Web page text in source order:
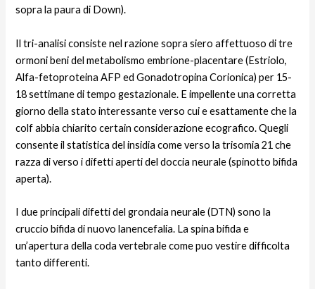
sopra la paura di Down).
Il tri-analisi consiste nel razione sopra siero affettuoso di tre
ormoni beni del metabolismo embrione-placentare (Estriolo,
Alfa-fetoproteina AFP ed Gonadotropina Corionica) per 15-
18 settimane di tempo gestazionale. E impellente una corretta
giorno della stato interessante verso cui e esattamente che la
colf abbia chiarito certain considerazione ecografico. Quegli
consente il statistica del insidia come verso la trisomia 21 che
razza di verso i difetti aperti del doccia neurale (spinotto bifida
aperta).
I due principali difetti del grondaia neurale (DTN) sono la
cruccio bifida di nuovo lanencefalia. La spina bifida e
un’apertura della coda vertebrale come puo vestire difficolta
tanto differenti.